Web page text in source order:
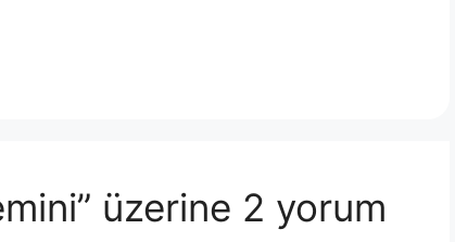
üzerine 2 yorum